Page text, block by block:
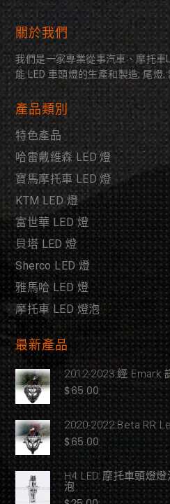
關於我們
我們是一家專業從事汽車、摩托車
能 LED 車頭燈的生產和製造, 尾燈
產品類別
特色產品
哈雷戴維森 LED 燈
寶馬摩托車 LED 燈
KTM LED 燈
富世華 LED 燈
貝塔 LED 燈
Sherco LED 燈
雅馬哈 LED 燈
摩托車 LED 燈泡
最新產品
2012-2023 經 Emark
$65.00
2020-2022 Beta RR
$65.00
H4 LED 摩托車頭燈
泡